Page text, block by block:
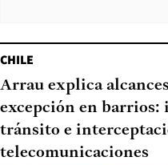
CHILE
Arrau explica
excepción en
tránsito e
telecomunicaciones